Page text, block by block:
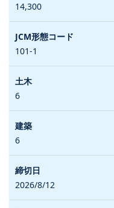
14,300
101-1
6
6
2026/8/12